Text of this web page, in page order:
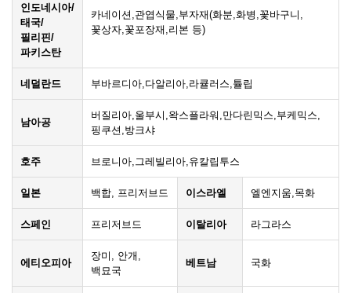
인도네시아/
태국/
필리핀/
파키스탄
카네이션,관엽식물,부자재(화분,화병,꽃바구니,
꽃상자,꽃포장재,리본 등)
네덜란드 부바르디아,다알리아,라큘러스,튤립
남아공
버질리아,울부시,왁스플라워,만다린믹스,부케믹스,
핑쿠션,방크샤
호주 브로니아,그레빌리아,유칼립투스
일본 백합, 프리저브드 이스라엘 엘엔지움,목화
스페인 프리저브드 이탈리아 라그라스
에티오피아
장미, 안개,
백묘국
베트남 국화